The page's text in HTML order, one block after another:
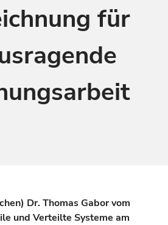
für
Dr. Thomas Gabor vom
und Verteilte Systeme am